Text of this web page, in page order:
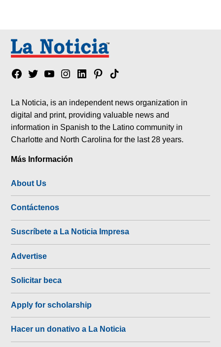
Facebook
TwitterYouTubeInstagram
LinkedinPinterest
Tik
La Noticia, is an independent news organization in
digital and print, providing valuable news and
information in Spanish to the Latino community in
Charlotte and North Carolina for the last 28 years.
Más Información
About Us
Contáctenos
Suscríbete a La Noticia Impresa
Advertise
Solicitar beca
Apply for scholarship
Hacer un donativo a La Noticia